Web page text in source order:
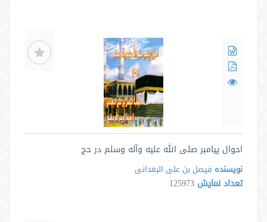
احوال پیامبر صلی الله علیه وآله وسلم در حج
نویسنده فیصل بن علی البعدانی
تعداد نمایش 125973